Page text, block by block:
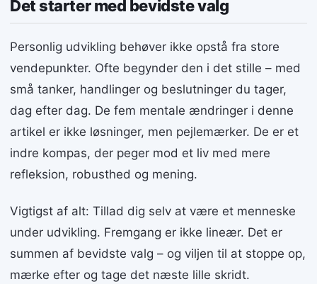
Det starter med bevidste valg
Personlig udvikling behøver ikke opstå fra store
vendepunkter. Ofte begynder den i det stille – med
små tanker, handlinger og beslutninger du tager,
dag efter dag. De fem mentale ændringer i denne
artikel er ikke løsninger, men pejlemærker. De er et
indre kompas, der peger mod et liv med mere
refleksion, robusthed og mening.
Vigtigst af alt: Tillad dig selv at være et menneske
under udvikling. Fremgang er ikke lineær. Det er
summen af bevidste valg – og viljen til at stoppe op,
mærke efter og tage det næste lille skridt.